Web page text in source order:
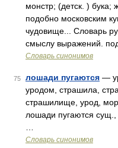
монстр; (детск. ) бука;
подобно московским
чудовище... Словарь
смыслу выражений.
Словарь синонимов
75 лошади пугаются —
уродом, страшила,
страшилище, урод,
лошади пугаются
Словарь синонимов